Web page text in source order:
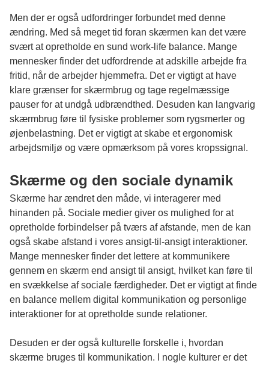
Men der er også udfordringer forbundet med denne
ændring. Med så meget tid foran skærmen kan det være
svært at opretholde en sund work-life balance. Mange
mennesker finder det udfordrende at adskille arbejde fra
fritid, når de arbejder hjemmefra. Det er vigtigt at have
klare grænser for skærmbrug og tage regelmæssige
pauser for at undgå udbrændthed. Desuden kan langvarig
skærmbrug føre til fysiske problemer som rygsmerter og
øjenbelastning. Det er vigtigt at skabe et ergonomisk
arbejdsmiljø og være opmærksom på vores kropssignal.
Skærme og den sociale dynamik
Skærme har ændret den måde, vi interagerer med
hinanden på. Sociale medier giver os mulighed for at
opretholde forbindelser på tværs af afstande, men de kan
også skabe afstand i vores ansigt-til-ansigt interaktioner.
Mange mennesker finder det lettere at kommunikere
gennem en skærm end ansigt til ansigt, hvilket kan føre til
en svækkelse af sociale færdigheder. Det er vigtigt at finde
en balance mellem digital kommunikation og personlige
interaktioner for at opretholde sunde relationer.
Desuden er der også kulturelle forskelle i, hvordan
skærme bruges til kommunikation. I nogle kulturer er det